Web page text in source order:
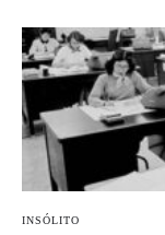
INSÓLITO